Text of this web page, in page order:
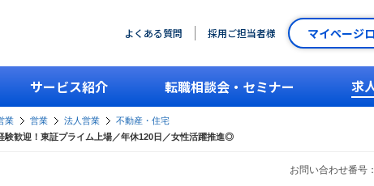
よくある質問 採用ご担当者様 マイページ
サービス紹介 転職相談会・セミナー 求
業 営業 法人営業
不動産・住宅
験歓迎！東証プライム上場／年休120日／女性活躍推進◎
お問い合わせ番